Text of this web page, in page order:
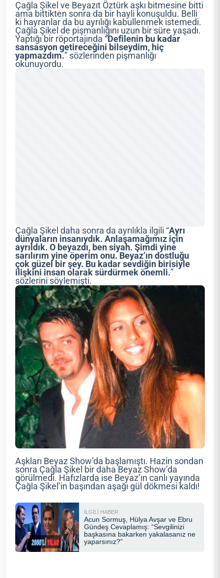
Çağla Şikel ve Beyazıt Öztürk aşkı bitmesine bitti
ama bittikten sonra da bir hayli konuşuldu. Belli
ki hayranlar da bu ayrılığı kabullenmek istemedi.
Çağla Şikel de pişmanlığını uzun bir süre yaşadı.
Yaptığı bir röportajında “Defilenin bu kadar
sansasyon getireceğini bilseydim, hiç
yapmazdım.” sözlerinden pişmanlığı
okunuyordu.
Çağla Şikel daha sonra da ayrılıkla ilgili “Ayrı
dünyaların insanıydık. Anlaşamağımız için
ayrıldık. O beyazdı, ben siyah. Şimdi yine
sarılırım yine öperim onu. Beyaz’ın dostluğu
çok güzel bir şey. Bu kadar sevdiğin birisiyle
ilişkini insan olarak sürdürmek önemli.”
sözlerini söylemişti.
Aşkları Beyaz Show’da başlamıştı. Hazin sondan
sonra Çağla Şikel bir daha Beyaz Show’da
görülmedi. Hafızlarda ise Beyaz’ın canlı yayında
Çağla Şikel’in başından aşağı gül dökmesi kaldı!